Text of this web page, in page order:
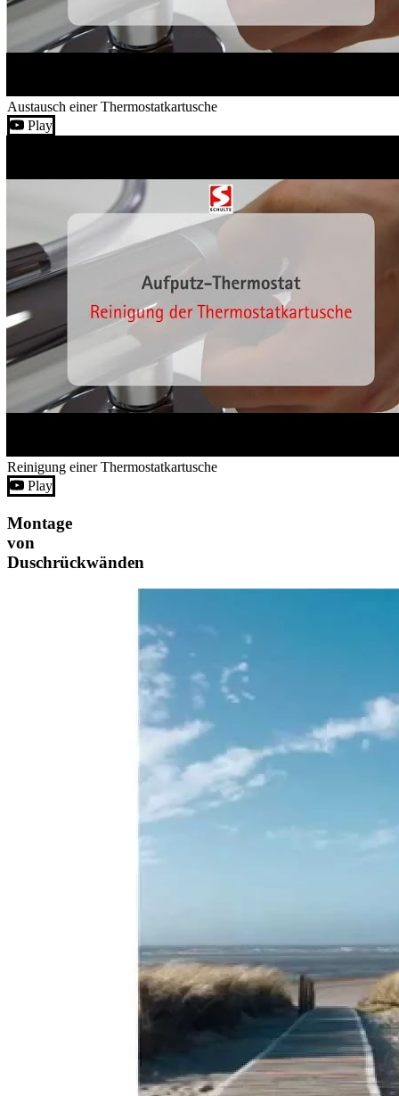
Austausch einer Thermostatkartusche
Play
Reinigung einer Thermostatkartusche
Play
Montage
von
Duschrückwänden